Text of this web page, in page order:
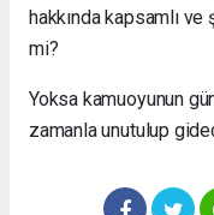
hakkında kapsamlı
mi?
Yoksa kamuoyunun
zamanla unutulup